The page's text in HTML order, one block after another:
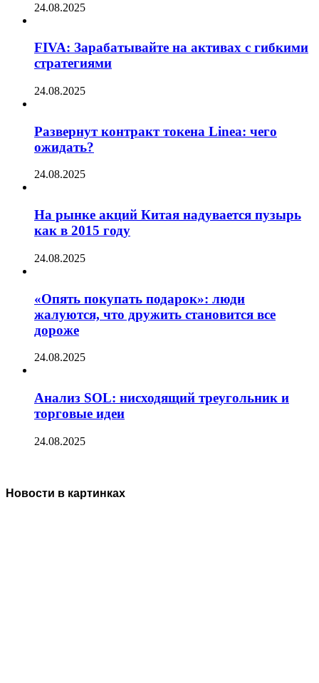
24.08.2025
FIVA: Зарабатывайте на активах с гибкими
стратегиями
24.08.2025
Развернут контракт токена Linea: чего
ожидать?
24.08.2025
На рынке акций Китая надувается пузырь
как в 2015 году
24.08.2025
«Опять покупать подарок»: люди
жалуются, что дружить становится все
дороже
24.08.2025
Анализ SOL: нисходящий треугольник и
торговые идеи
24.08.2025
Новости в картинках